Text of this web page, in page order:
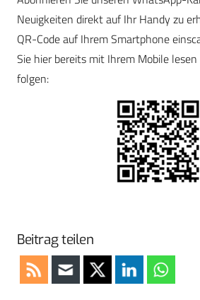
Neuigkeiten direkt auf Ihr Handy zu
QR-Code auf Ihrem Smartphone
Sie hier bereits mit Ihrem Mobile
folgen:
Beitrag teilen